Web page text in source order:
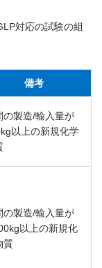
対応の試験の組
備考
の製造/輸入量が
以上の新規化学
の製造/輸入量が
以上の新規化
質